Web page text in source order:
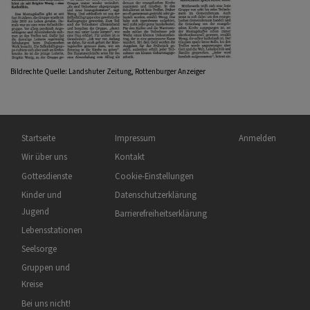
Bildrechte Quelle: Landshuter Zeitung, Rottenburger Anzeiger
Hauptnavigation
Startseite
Wir über uns
Gottesdienste
Kinder und
Jugend
Lebensstationen
Seelsorge
Gruppen und
Kreise
Bei uns nicht!
Fußbereichsmenü
Impressum
Kontakt
Cookie-Einstellungen
Datenschutzerklärung
Barrierefreiheitserklärung
Benutzermenü
Anmelden